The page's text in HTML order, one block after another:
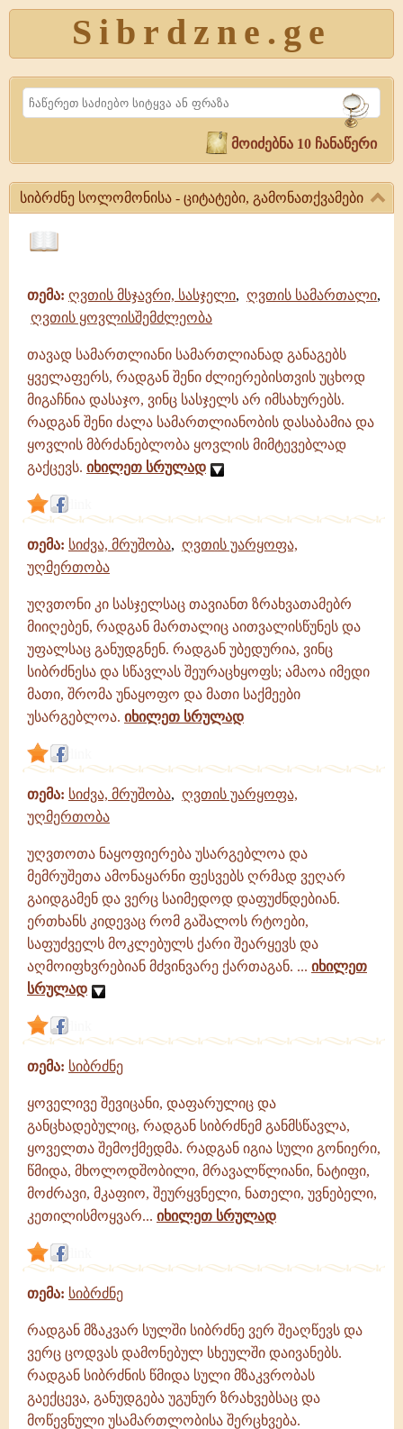
Sibrdzne.ge
Search
მოიძებნა 10 ჩანაწერი
სიბრძნე სოლომონისა - ციტატები, გამონათქვამები
სიბრძნე
სოლომონისა
ციტატები,
გამონათქვამები
სიბრძნე
გამონათქვამები,
ციტატები
გამონათქვამები
თემა: ღვთის მსჯავრი, სასჯელი, ღვთის სამართალი,
ღვთის ყოვლისშემძლეობა
თავად სამართლიანი სამართლიანად განაგებს
ყველაფერს, რადგან შენი ძლიერებისთვის უცხოდ
მიგაჩნია დასაჯო, ვინც სასჯელს არ იმსახურებს.
რადგან შენი ძალა სამართლიანობის დასაბამია და
ყოვლის მბრძანებლობა ყოვლის მიმტევებლად
გაქცევს. იხილეთ სრულად
თემა: სიძვა, მრუშობა, ღვთის უარყოფა,
უღმერთობა
უღვთონი კი სასჯელსაც თავიანთ ზრახვათამებრ
მიიღებენ, რადგან მართალიც აითვალისწუნეს და
უფალსაც განუდგნენ. რადგან უბედურია, ვინც
სიბრძნესა და სწავლას შეურაცხყოფს; ამაოა იმედი
მათი, შრომა უნაყოფო და მათი საქმეები
უსარგებლოა. იხილეთ სრულად
თემა: სიძვა, მრუშობა, ღვთის უარყოფა,
უღმერთობა
უღვთოთა ნაყოფიერება უსარგებლოა და
მემრუშეთა ამონაყარნი ფესვებს ღრმად ვეღარ
გაიდგამენ და ვერც საიმედოდ დაფუძნდებიან.
ერთხანს კიდევაც რომ გაშალოს რტოები,
საფუძველს მოკლებულს ქარი შეარყევს და
აღმოიფხვრებიან მძვინვარე ქართაგან. ... იხილეთ
სრულად
თემა: სიბრძნე
ყოველივე შევიცანი, დაფარულიც და
განცხადებულიც, რადგან სიბრძნემ განმსწავლა,
ყოველთა შემოქმედმა. რადგან იგია სული გონიერი,
წმიდა, მხოლოდშობილი, მრავალწლიანი, ნატიფი,
მოძრავი, მკაფიო, შეურყვნელი, ნათელი, უვნებელი,
კეთილისმოყვარ... იხილეთ სრულად
თემა: სიბრძნე
რადგან მზაკვარ სულში სიბრძნე ვერ შეაღწევს და
ვერც ცოდვას დამონებულ სხეულში დაივანებს.
რადგან სიბრძნის წმიდა სული მზაკვრობას
გაექცევა, განუდგება უგუნურ ზრახვებსაც და
მოწევნული უსამართლობისა შერცხვება.